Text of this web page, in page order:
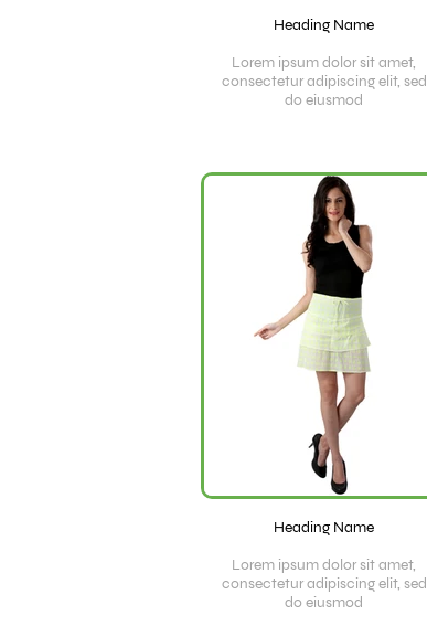
Heading Name
Lorem ipsum dolor sit amet,
consectetur adipiscing elit, sed
do eiusmod
Heading Name
Lorem ipsum dolor sit amet,
consectetur adipiscing elit, sed
do eiusmod